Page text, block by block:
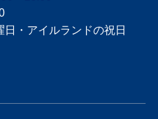
アイルランドの祝日